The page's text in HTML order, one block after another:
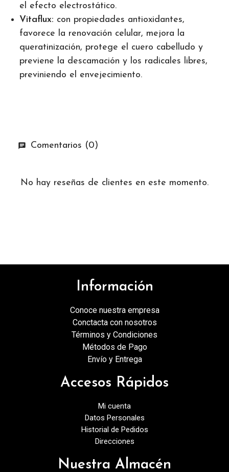
el efecto electrostático.
Vitaflux: con propiedades antioxidantes,
favorece la renovación celular, mejora la
queratinización, protege el cuero cabelludo y
previene la descamación y los radicales libres,
previniendo el envejecimiento.
Comentarios (0)
No hay reseñas de clientes en este momento.
Información
Conoce nuestra empresa
Conctacta con nosotros
Términos y Condiciones
Métodos de Pago
Envío y Entrega
Accesos Rápidos
Mi cuenta
Datos Personales
Historial de Pedidos
Direcciones
Nuestra Almacén